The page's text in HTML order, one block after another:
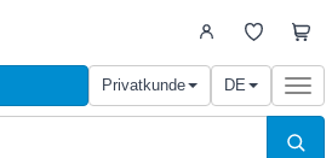
Privatkunde DE